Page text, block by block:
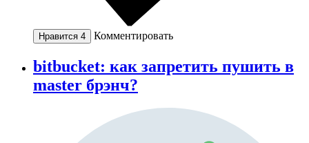
Нравится 4 Комментировать
bitbucket: как запретить пушить в
master брэнч?